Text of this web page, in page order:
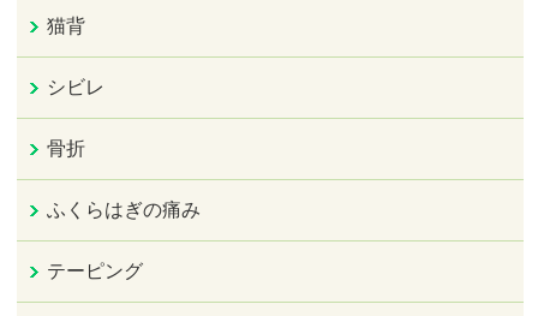
猫背
シビレ
骨折
ふくらはぎの痛み
テーピング